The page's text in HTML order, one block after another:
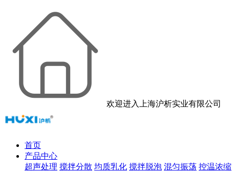
欢迎进入上海沪析实业有限公司
首页
产品中心
超声处理 搅拌分散 均质乳化 搅拌脱泡 混匀振荡 控温浓缩